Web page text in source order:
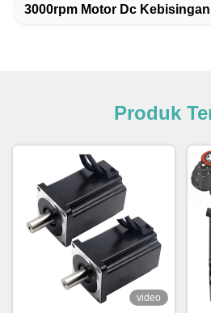
3000rpm Motor Dc
Produk
video